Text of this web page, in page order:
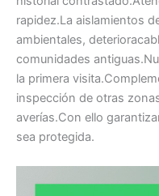
rapidez.La aislamientos
ambientales,
comunidades
la primera
inspección de otras
averías.Con ello
sea protegida.